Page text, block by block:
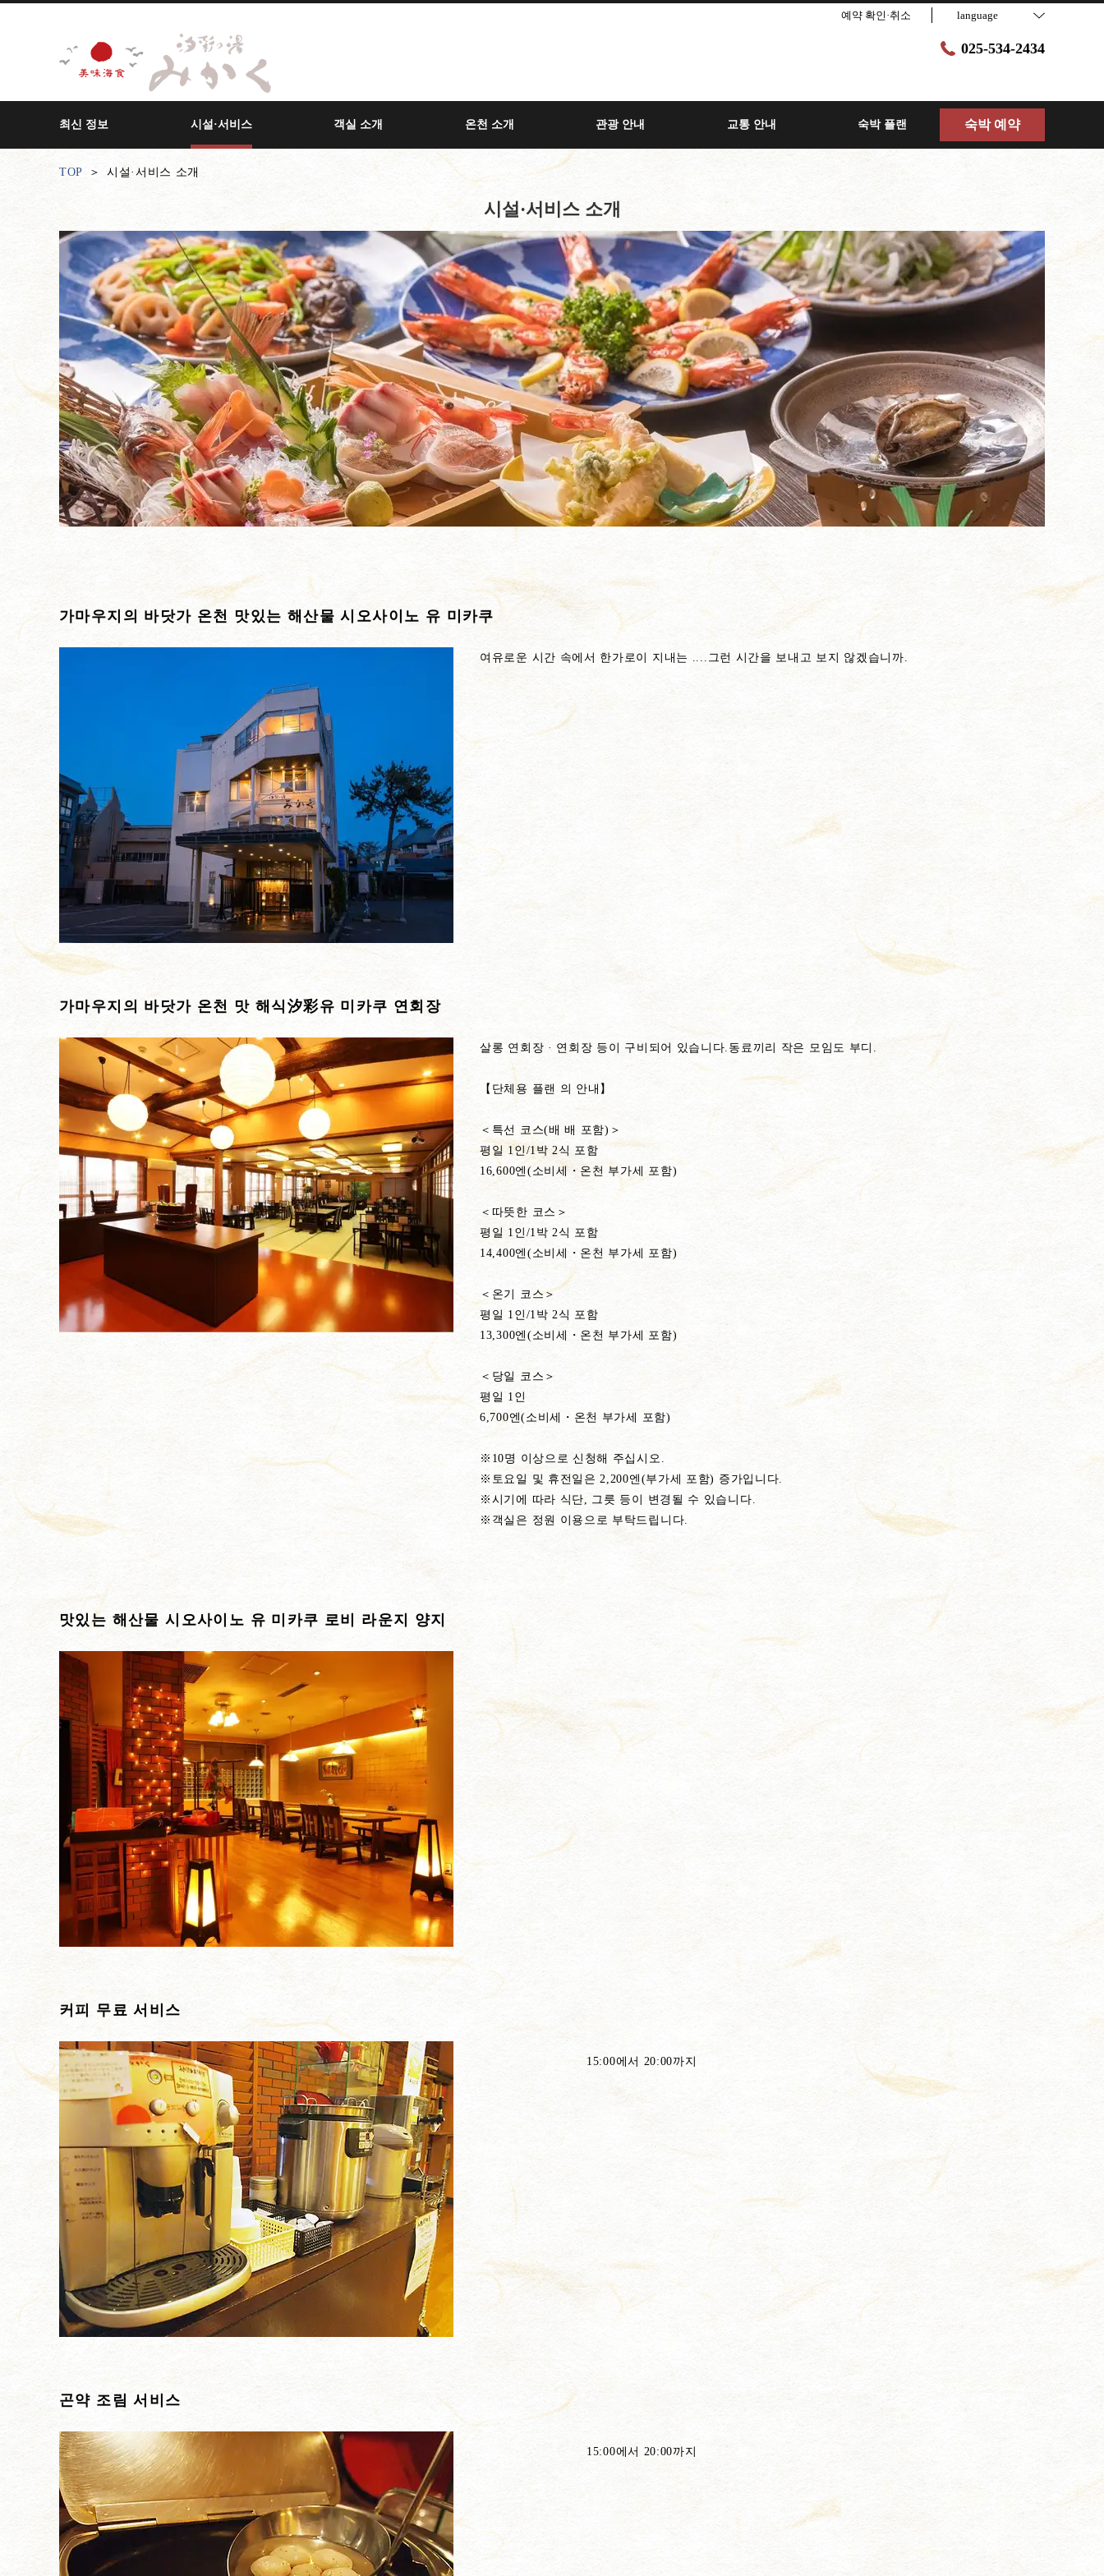
예약 확인·취소 language
025-534-2434
최신 정보 시설·서비스 객실 소개 온천 소개 관광 안내 교통 안내 숙박 플랜 숙박 예약
TOP 시설·서비스 소개
시설·서비스 소개
가마우지의 바닷가 온천 맛있는 해산물 시오사이노 유 미카쿠
여유로운 시간 속에서 한가로이 지내는 ....그런 시간을 보내고 보지 않겠습니까.
가마우지의 바닷가 온천 맛 해식汐彩유 미카쿠 연회장
살롱 연회장 · 연회장 등이 구비되어 있습니다.동료끼리 작은 모임도 부디.
【단체용 플랜 의 안내】
＜특선 코스(배 배 포함)＞
평일 1인/1박 2식 포함
16,600엔(소비세・온천 부가세 포함)
＜따뜻한 코스＞
평일 1인/1박 2식 포함
14,400엔(소비세・온천 부가세 포함)
＜온기 코스＞
평일 1인/1박 2식 포함
13,300엔(소비세・온천 부가세 포함)
＜당일 코스＞
평일 1인
6,700엔(소비세・온천 부가세 포함)
※10명 이상으로 신청해 주십시오.
※토요일 및 휴전일은 2,200엔(부가세 포함) 증가입니다.
※시기에 따라 식단, 그릇 등이 변경될 수 있습니다.
※객실은 정원 이용으로 부탁드립니다.
맛있는 해산물 시오사이노 유 미카쿠 로비 라운지 양지
커피 무료 서비스
15:00에서 20:00까지
곤약 조림 서비스
15:00에서 20:00까지